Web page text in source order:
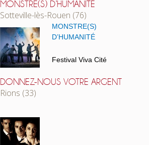
MONSTRE(S) D’HUMANITÉ
Sotteville-lès-Rouen (76)
MONSTRE(S)
D’HUMANITÉ
Festival Viva Cité
DONNEZ-NOUS VOTRE ARGENT
Rions (33)